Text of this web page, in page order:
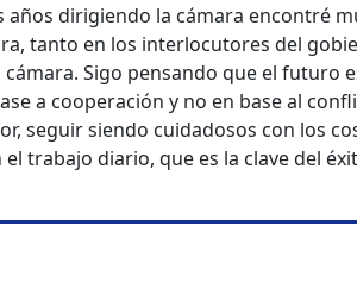
dirigiendo la cámara encontré
tanto en los interlocutores del
Sigo pensando que el futuro
a cooperación y no en base al
seguir siendo cuidadosos con los
trabajo diario, que es la clave del